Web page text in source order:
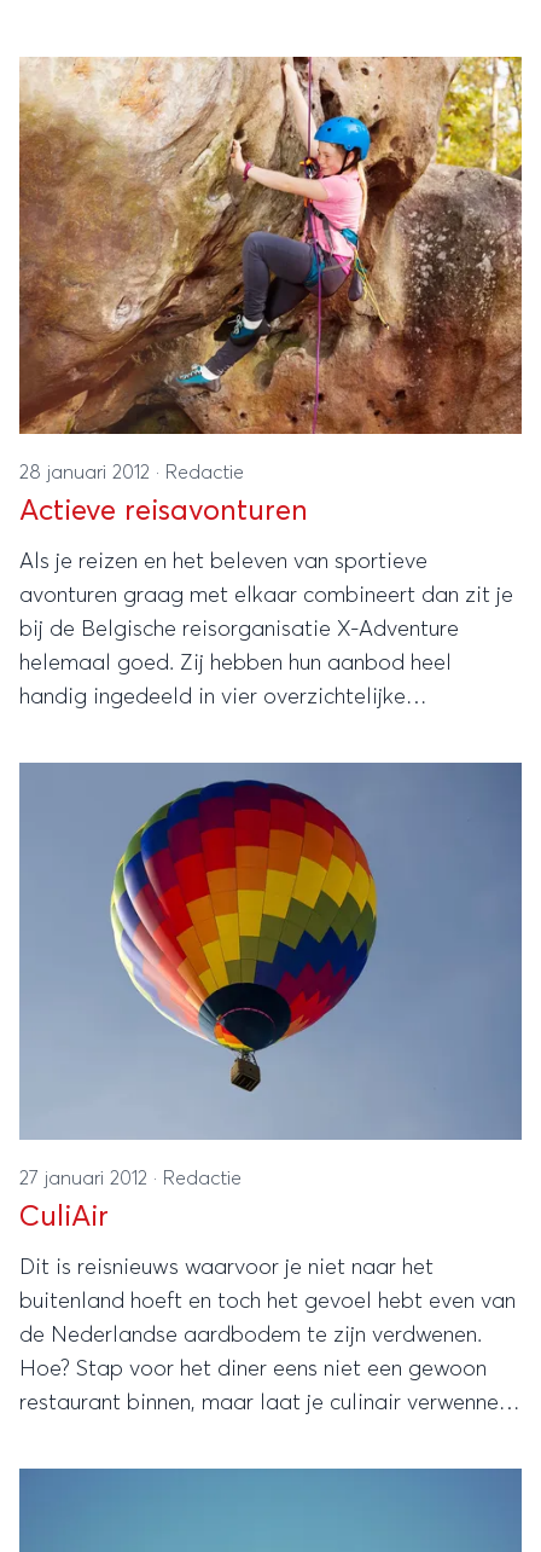
skisteden, uitdagende pistes en goede
treinverbindingen.
28 januari 2012 · Redactie
Actieve reisavonturen
Als je reizen en het beleven van sportieve
avonturen graag met elkaar combineert dan zit je
bij de Belgische reisorganisatie X-Adventure
helemaal goed. Zij hebben hun aanbod heel
handig ingedeeld in vier overzichtelijke
juiste reis bij je reisgezelschap kunt kiezen.
27 januari 2012 · Redactie
CuliAir
Dit is reisnieuws waarvoor je niet naar het
buitenland hoeft en toch het gevoel hebt even van
de Nederlandse aardbodem te zijn verdwenen.
Hoe? Stap voor het diner eens niet een gewoon
restaurant binnen, maar laat je culinair verwennen